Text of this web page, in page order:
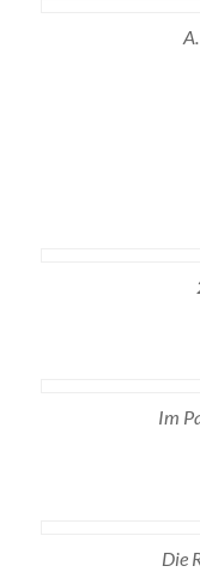
Im
Die